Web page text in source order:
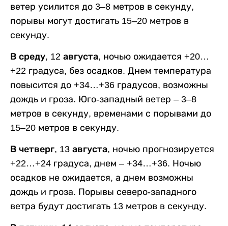
ветер усилится до 3–8 метров в секунду,
порывы могут достигать 15–20 метров в
секунду.
В среду, 12 августа, ночью ожидается +20…
+22 градуса, без осадков. Днем температура
повысится до +34…+36 градусов, возможны
дождь и гроза. Юго-западный ветер – 3–8
метров в секунду, временами с порывами до
15–20 метров в секунду.
В четверг, 13 августа, ночью прогнозируется
+22…+24 градуса, днем – +34…+36. Ночью
осадков не ожидается, а днем возможны
дождь и гроза. Порывы северо-западного
ветра будут достигать 13 метров в секунду.